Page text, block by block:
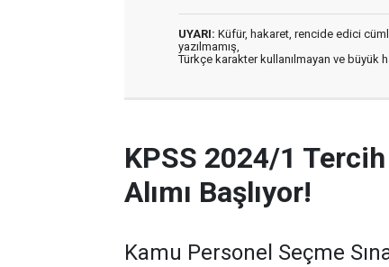
UYARI: Küfür, hakaret, rencide edici
yazılmamış,
Türkçe karakter kullanılmayan ve büyük
KPSS 2024/1
Alımı Başlıyor!
Kamu Personel Seçme